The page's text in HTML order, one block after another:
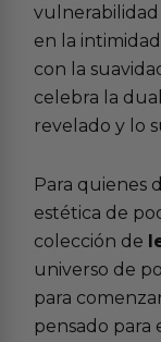
en la
con la
celebra la
revelado y lo
Para quienes
estética de
colección de
universo de
para
pensado para